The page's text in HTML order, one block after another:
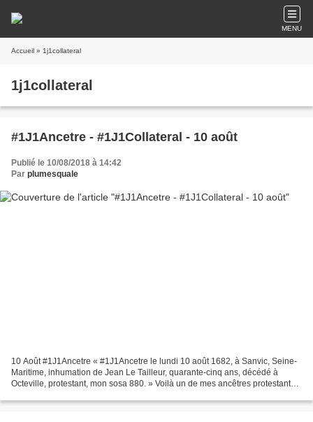
MENU
Accueil » 1j1collateral
1j1collateral
#1J1Ancetre - #1J1Collateral - 10 août
Publié le 10/08/2018 à 14:42
Par plumesquale
10 Août #1J1Ancetre « #1J1Ancetre le lundi 10 août 1682, à Sanvic, Seine-
Maritime, inhumation de Jean Le Tailleur, quarante-cinq ans, décédé à
Octeville, protestant, mon sosa 880. » Voilà un de mes ancêtres protestants.